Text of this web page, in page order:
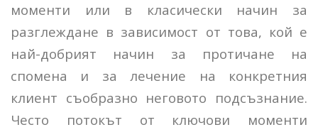
моменти или в класически начин за
разглеждане в зависимост от това, кой е
най-добрият начин за протичане на
спомена и за лечение на конкретния
клиент съобразно неговото подсъзнание.
Често потокът от ключови моменти